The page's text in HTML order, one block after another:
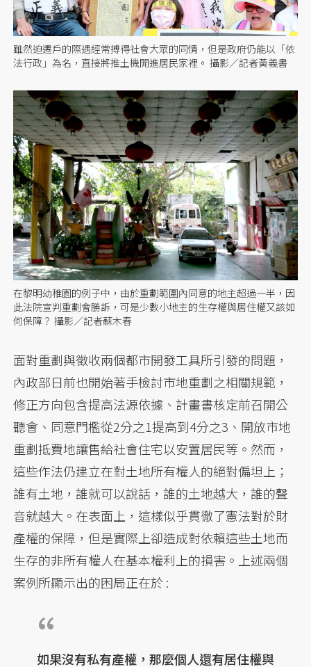
雖然迫遷戶的際遇經常搏得社會大眾的同情，但是政府仍能以「依
法行政」為名，直接將推土機開進居民家裡。 攝影／記者黃義書
在黎明幼稚園的例子中，由於重劃範圍內同意的地主超過一半，因
此法院宣判重劃會勝訴，可是少數小地主的生存權與居住權又該如
何保障？ 攝影／記者蘇木春
面對重劃與徵收兩個都市開發工具所引發的問題，
內政部日前也開始著手檢討市地重劃之相關規範，
修正方向包含提高法源依據、計畫書核定前召開公
聽會、同意門檻從2分之1提高到4分之3、開放市地
重劃抵費地讓售給社會住宅以安置居民等。然而，
這些作法仍建立在對土地所有權人的絕對偏坦上；
誰有土地，誰就可以說話，誰的土地越大，誰的聲
音就越大。在表面上，這樣似乎貫徹了憲法對於財
產權的保障，但是實際上卻造成對依賴這些土地而
生存的非所有權人在基本權利上的損害。上述兩個
案例所顯示出的困局正在於 :
如果沒有私有產權，那麼個人還有居住權與